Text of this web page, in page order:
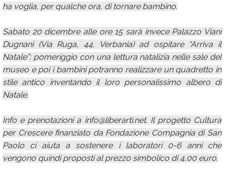
ha voglia, per qualche ora, di tornare bambino.
Sabato 20 dicembre alle ore 15 sarà invece Palazzo Viani
Dugnani (Via Ruga, 44, Verbania) ad ospitare “Arriva il
Natale”: pomeriggio con una lettura natalizia nelle sale del
museo e poi i bambini potranno realizzare un quadretto in
stile antico inventando il loro personalissimo albero di
Natale.
Info e prenotazioni a info@liberarti.net. Il progetto Cultura
per Crescere finanziato da Fondazione Compagnia di San
Paolo ci aiuta a sostenere i laboratori 0-6 anni che
vengono quindi proposti al prezzo simbolico di 4,00 euro.